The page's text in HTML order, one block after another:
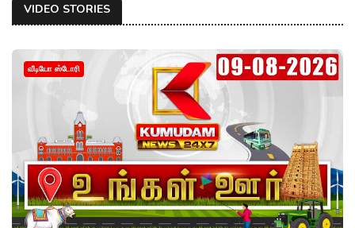
VIDEO STORIES
வீடியோ ஸ்டோரி